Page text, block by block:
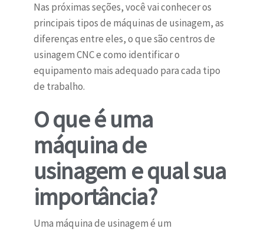
Nas próximas seções, você vai conhecer os
principais tipos de máquinas de usinagem, as
diferenças entre eles, o que são centros de
usinagem CNC e como identificar o
equipamento mais adequado para cada tipo
de trabalho.
O que é uma
máquina de
usinagem e qual sua
importância?
Uma máquina de usinagem é um